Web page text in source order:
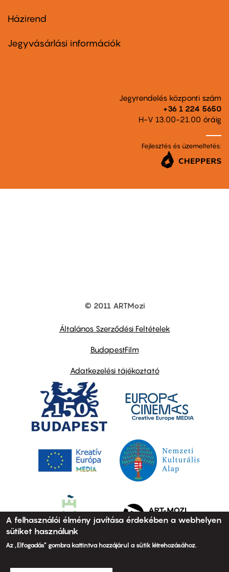
Footer
second
Házirend
Jegyvásárlási információk
Jegyrendelés központi szám
+36 1 224 5650
H-V 13.00-21.00 óráig
Fejlesztés és üzemeltetés:
© 2011 ARTMozi
Általános Szerződési Feltételek
BudapestFilm
Adatkezelési tájékoztató
A felhasználói élmény javítása érdekében a webhelyen
sütiket használunk
Az „Elfogadás” gombra kattintva hozzájárul a sütik létrehozásához.